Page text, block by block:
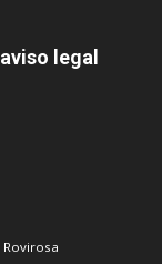
legal
Rovirosa